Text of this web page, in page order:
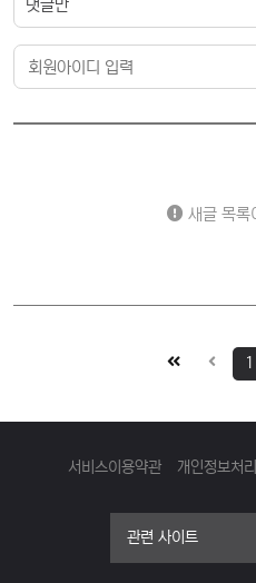
새글 목록
1
서비스이용약관 개인정보처
관련 사이트